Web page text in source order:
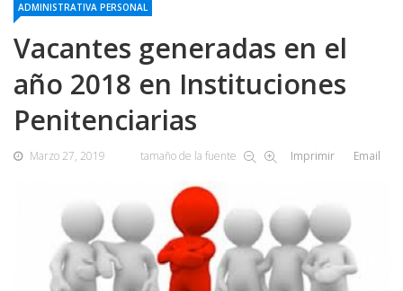
ADMINISTRATIVA PERSONAL
Vacantes generadas en el
año 2018 en Instituciones
Penitenciarias
Marzo 27, 2019 tamaño de la fuente Imprimir Email